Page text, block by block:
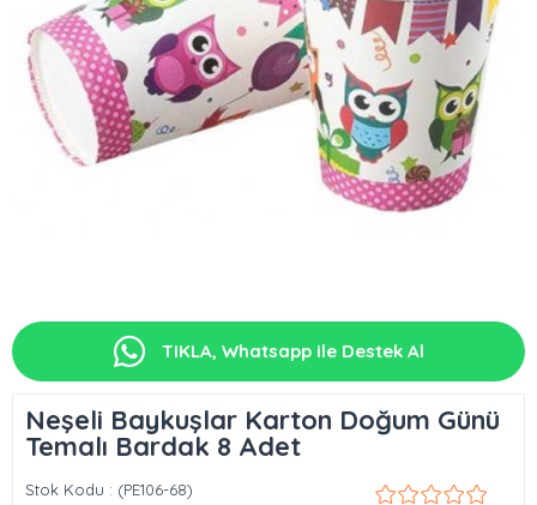
TIKLA, Whatsapp ile Destek Al
Neşeli Baykuşlar Karton Doğum Günü
Temalı Bardak 8 Adet
Stok Kodu (PE106-68)